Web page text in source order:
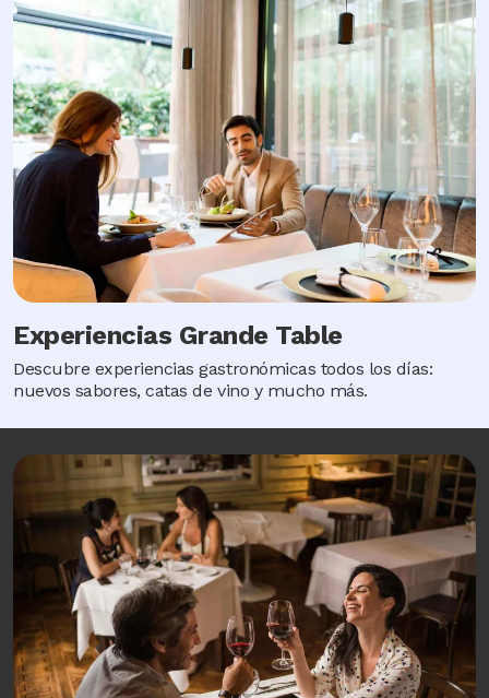
Experiencias Grande Table
Descubre experiencias gastronómicas todos los días:
nuevos sabores, catas de vino y mucho más.
Image